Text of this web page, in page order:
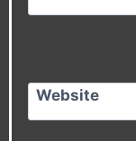
Website